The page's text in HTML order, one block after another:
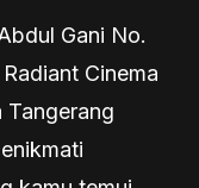
Gani No.
Cinema
Tangerang